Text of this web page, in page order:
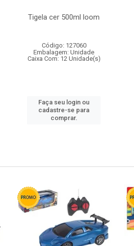
Tigela cer 500ml loom
Código: 127060
Embalagem: Unidade
Caixa Com: 12 Unidade(s)
Faça seu login ou
cadastre-se para
comprar.